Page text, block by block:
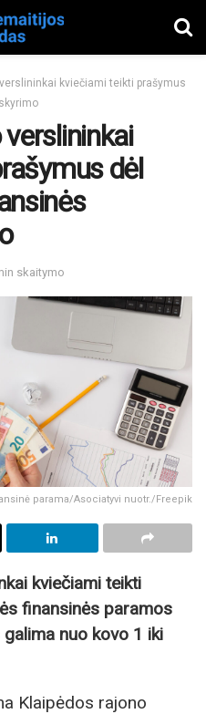
kviečiami teikti prašymus
dėl
skaitymo
parama/Asociatyvi nuotr./Freepik
kviečiami teikti
finansinės paramos
nuo kovo 1 iki
Klaipėdos rajono